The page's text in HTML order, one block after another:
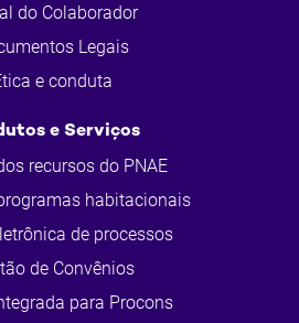
do Colaborador
Legais
e conduta
e Serviços
recursos do PNAE
habitacionais
de processos
de Convênios
para Procons